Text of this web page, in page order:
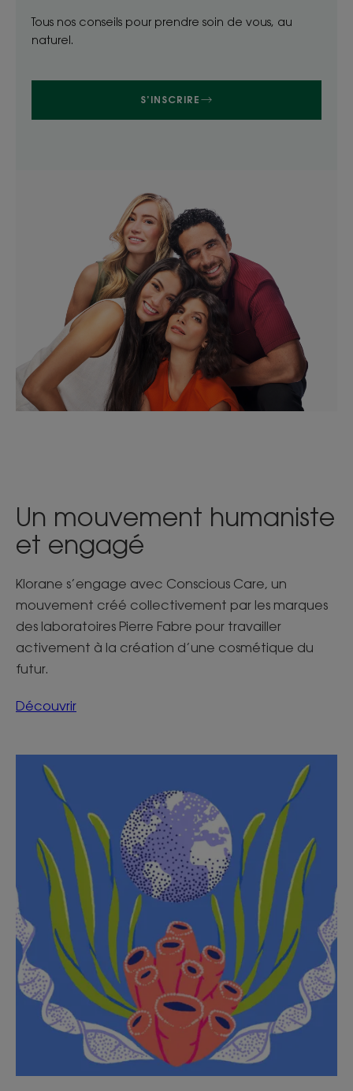
Tous nos conseils pour prendre soin de vous, au
naturel.
S’INSCRIRE
Un mouvement humaniste
et engagé
Klorane s’engage avec Conscious Care, un
mouvement créé collectivement par les marques
des laboratoires Pierre Fabre pour travailler
activement à la création d’une cosmétique du
futur.
Découvrir